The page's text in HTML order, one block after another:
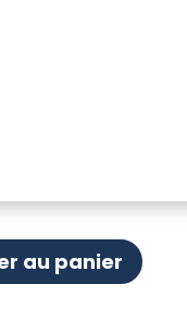
au panier